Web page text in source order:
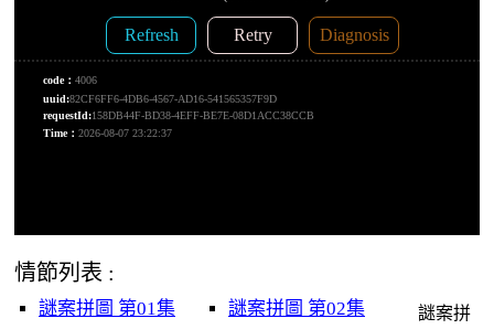
情節列表 :
謎案拼圖 第01集
謎案拼圖 第02集
謎案拼